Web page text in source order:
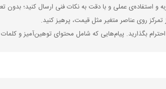
و استفاده‌ی عملی و با دقت به نکات فنی ارسال کنید؛
روی عناصر متغیر مثل قیمت، پرهیز کنید.
بگذارید. پیام‌هایی که شامل محتوای توهین‌آمیز و